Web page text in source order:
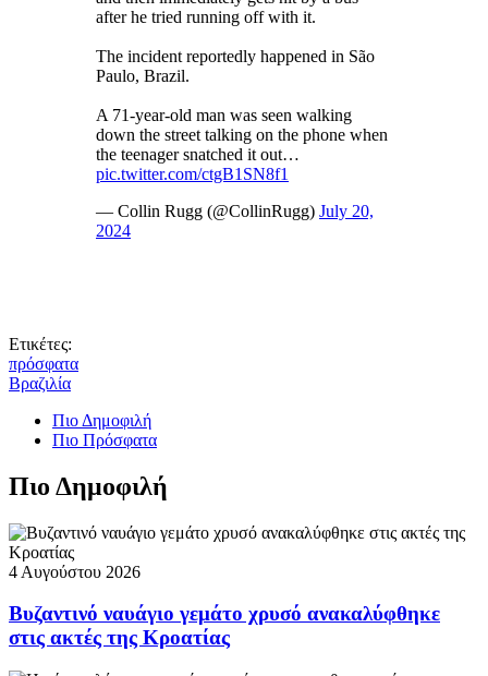
after he tried running off with it.
The incident reportedly happened in São
Paulo, Brazil.
A 71-year-old man was seen walking
down the street talking on the phone when
the teenager snatched it out…
pic.twitter.com/ctgB1SN8f1
— Collin Rugg (@CollinRugg) July 20,
2024
Ετικέτες:
πρόσφατα
Βραζιλία
Πιο Δημοφιλή
Πιο Πρόσφατα
Πιο Δημοφιλή
4 Αυγούστου 2026
Βυζαντινό ναυάγιο γεμάτο χρυσό ανακαλύφθηκε
στις ακτές της Κροατίας